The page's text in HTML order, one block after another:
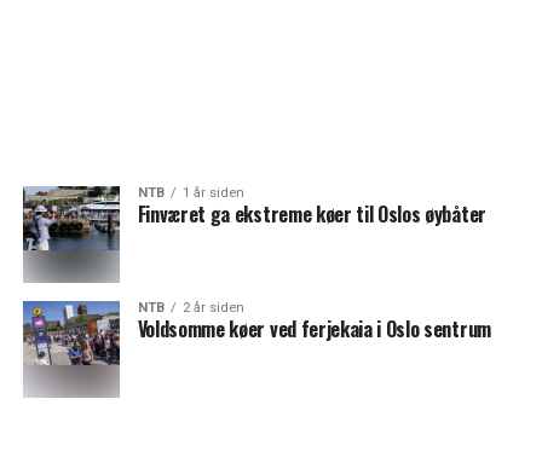
NTB 1 år siden
Finværet ga ekstreme køer til Oslos øybåter
NTB 2 år siden
Voldsomme køer ved ferjekaia i Oslo sentrum